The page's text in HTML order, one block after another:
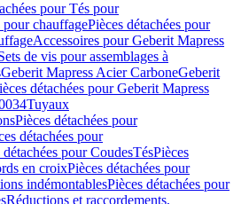
pour Tés pour
pour chauffagePièces détachées pour
Accessoires pour Geberit Mapress
de vis pour assemblages à
Geberit Mapress Acier CarboneGeberit
détachées pour Geberit Mapress
Tuyaux
Pièces détachées pour
détachées pour
détachées pour CoudesTésPièces
en croixPièces détachées pour
indémontablesPièces détachées pour
Réductions et raccordements,